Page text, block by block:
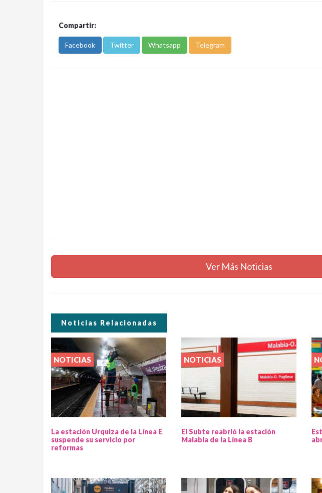
Compartir:
Facebook Twitter Whatsapp Telegram
Ver Más Noticias
Noticias Relacionadas
NOTICIAS
La estación Urquiza de la Línea E
suspende su servicio por
reformas
NOTICIAS
El Subte reabrió la estación
Malabia de la Línea B